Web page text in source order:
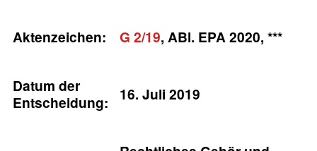
Aktenzeichen: G 2/19, ABl. EPA 2020, ***
Datum der
Entscheidung:
16. Juli 2019